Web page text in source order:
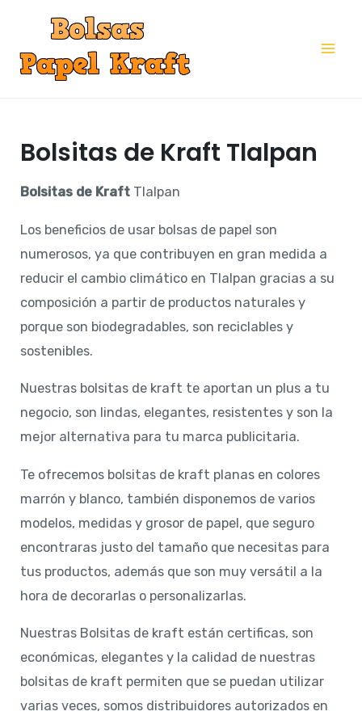
contenido
Bolsitas de Kraft Tlalpan
Bolsitas de Kraft Tlalpan
Los beneficios de usar bolsas de papel son
numerosos, ya que contribuyen en gran medida a
reducir el cambio climático en Tlalpan gracias a su
composición a partir de productos naturales y
porque son biodegradables, son reciclables y
sostenibles.
Nuestras bolsitas de kraft te aportan un plus a tu
negocio, son lindas, elegantes, resistentes y son la
mejor alternativa para tu marca publicitaria.
Te ofrecemos bolsitas de kraft planas en colores
marrón y blanco, también disponemos de varios
modelos, medidas y grosor de papel, que seguro
encontraras justo del tamaño que necesitas para
tus productos, además que son muy versátil a la
hora de decorarlas o personalizarlas.
Nuestras Bolsitas de kraft están certificas, son
económicas, elegantes y la calidad de nuestras
bolsitas de kraft permiten que se puedan utilizar
varias veces, somos distribuidores autorizados en